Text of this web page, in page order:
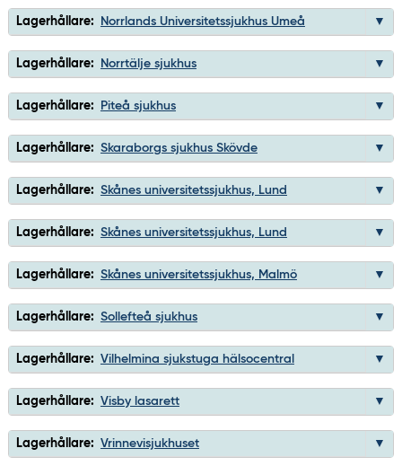
Lagerhållare: Norrlands Universitetssjukhus Umeå
Lagerhållare: Norrtälje sjukhus
Lagerhållare: Piteå sjukhus
Lagerhållare: Skaraborgs sjukhus Skövde
Lagerhållare: Skånes universitetssjukhus, Lund
Lagerhållare: Skånes universitetssjukhus, Lund
Lagerhållare: Skånes universitetssjukhus, Malmö
Lagerhållare: Sollefteå sjukhus
Lagerhållare: Vilhelmina sjukstuga hälsocentral
Lagerhållare: Visby lasarett
Lagerhållare: Vrinnevisjukhuset